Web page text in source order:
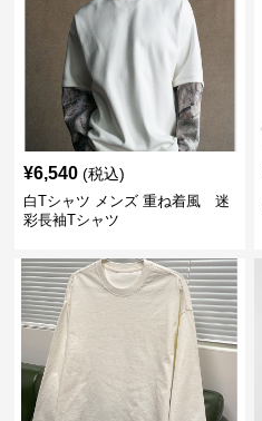
¥6,540 (税込)
白Tシャツ メンズ 重ね着風 迷
彩長袖Tシャツ